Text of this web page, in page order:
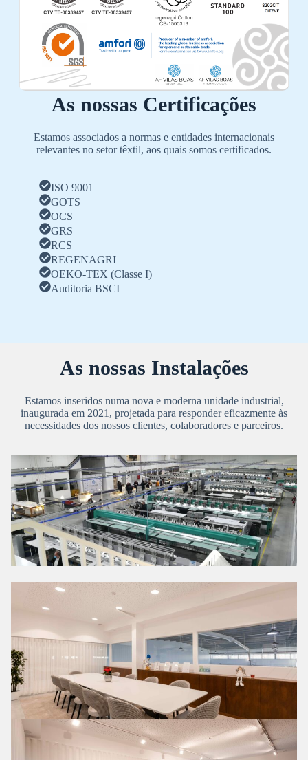
As nossas Certificações
Estamos associados a normas e entidades internacionais
relevantes no setor têxtil, aos quais somos certificados.
ISO 9001
GOTS
OCS
GRS
RCS
REGENAGRI
OEKO-TEX (Classe I)
Auditoria BSCI
As nossas Instalações
Estamos inseridos numa nova e moderna unidade industrial,
inaugurada em 2021, projetada para responder eficazmente às
necessidades dos nossos clientes, colaboradores e parceiros.